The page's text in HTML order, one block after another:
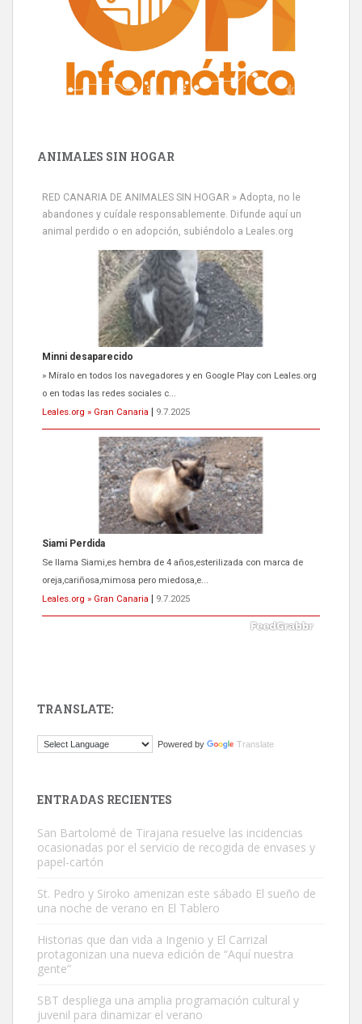
ANIMALES SIN HOGAR
RED CANARIA DE ANIMALES SIN HOGAR » Adopta, no le
abandones y cuídale responsablemente. Difunde aquí un
animal perdido o en adopción, subiéndolo a Leales.org
Minni desaparecido
» Míralo en todos los navegadores y en Google Play con Leales.org
o en todas las redes sociales c...
Leales.org » Gran Canaria
9.7.2025
Siami Perdida
Se llama Siami,es hembra de 4 años,esterilizada con marca de
oreja,cariñosa,mimosa pero miedosa,e...
Leales.org » Gran Canaria
9.7.2025
El ayuntamiento se va a llevar a Los Gatos callejeros de la zona los
Este gato macho ha aparecido en la calle hace menos de un mes,
es muy manso y extremadamente cari...
Leales.org » Gran Canaria
TRANSLATE:
Powered by Translate
ENTRADAS RECIENTES
San Bartolomé de Tirajana resuelve las incidencias
ocasionadas por el servicio de recogida de envases y
papel-cartón
St. Pedro y Siroko amenizan este sábado El sueño de
una noche de verano en El Tablero
Historias que dan vida a Ingenio y El Carrizal
protagonizan una nueva edición de “Aquí nuestra
gente”
SBT despliega una amplia programación cultural y
juvenil para dinamizar el verano